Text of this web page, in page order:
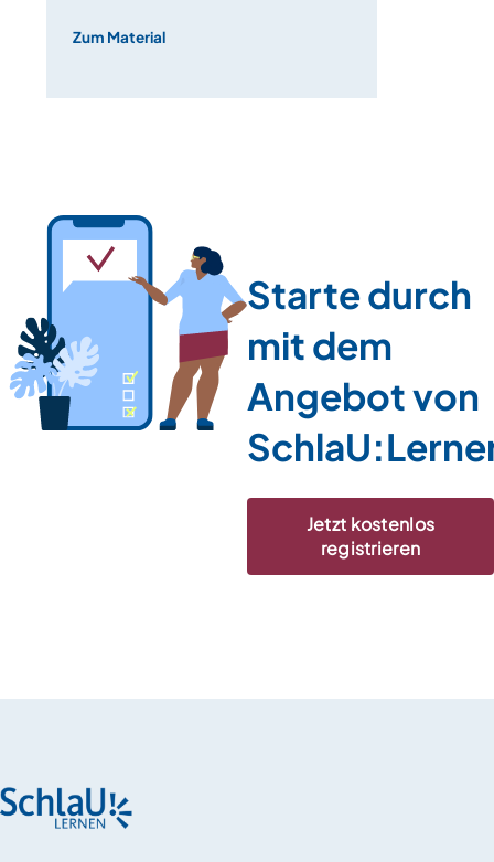
Zum Material
Starte durch
mit dem
Angebot von
Jetzt kostenlos
registrieren